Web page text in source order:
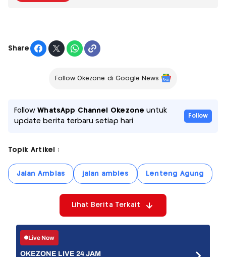
Share
Follow Okezone di Google News
FollowWhatsApp Channel Okezone untuk
update berita terbaru setiap hari
Follow
Topik Artikel :
Jalan Amblas jalan ambles Lenteng Agung
Lihat Berita Terkait
Live Now
OKEZONE LIVE 24 JAM